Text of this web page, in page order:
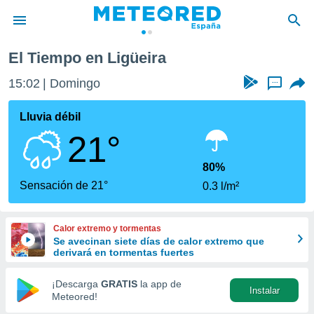
de
por
se
calidad.
a este
las
y
forma
digital
basada
El Tiempo en Ligüeira
15:02 Domingo ...
Lluvia débil
21°
Sensación de 21°
80%
0.3 l/m²
Calor extremo y tormentas
Se avecinan siete días de calor extremo que
derivará en tormentas fuertes
¡Descarga GRATIS la app de
Meteored!
Instalar